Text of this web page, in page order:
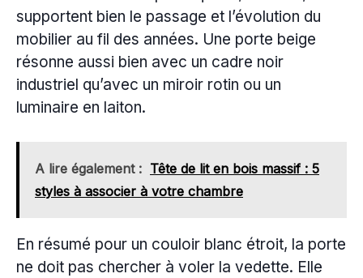
supportent bien le passage et l’évolution du
mobilier au fil des années. Une porte beige
résonne aussi bien avec un cadre noir
industriel qu’avec un miroir rotin ou un
luminaire en laiton.
A lire également : Tête de lit en bois massif : 5
styles à associer à votre chambre
En résumé pour un couloir blanc étroit, la porte
ne doit pas chercher à voler la vedette. Elle